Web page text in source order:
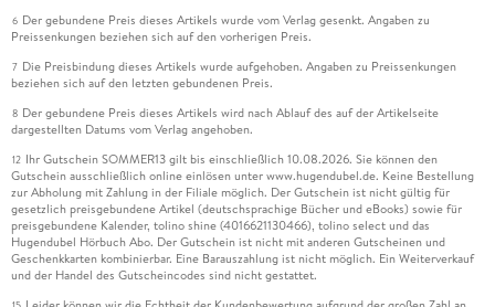
6 Der gebundene Preis dieses Artikels wurde vom Verlag gesenkt. Angaben zu
Preissenkungen beziehen sich auf den vorherigen Preis.
7 Die Preisbindung dieses Artikels wurde aufgehoben. Angaben zu Preissenkungen
beziehen sich auf den letzten gebundenen Preis.
8 Der gebundene Preis dieses Artikels wird nach Ablauf des auf der Artikelseite
dargestellten Datums vom Verlag angehoben.
12 Ihr Gutschein SOMMER13 gilt bis einschließlich 10.08.2026. Sie können den
Gutschein ausschließlich online einlösen unter www.hugendubel.de. Keine Bestellung
zur Abholung mit Zahlung in der Filiale möglich. Der Gutschein ist nicht gültig für
gesetzlich preisgebundene Artikel (deutschsprachige Bücher und eBooks) sowie für
preisgebundene Kalender, tolino shine (4016621130466), tolino select und das
Hugendubel Hörbuch Abo. Der Gutschein ist nicht mit anderen Gutscheinen und
Geschenkkarten kombinierbar. Eine Barauszahlung ist nicht möglich. Ein Weiterverkauf
und der Handel des Gutscheincodes sind nicht gestattet.